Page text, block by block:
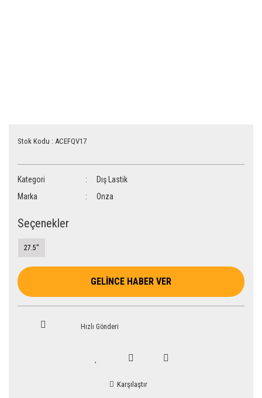
Stok Kodu : ACEFQV17
Kategori
Dış Lastik
Marka
Onza
Seçenekler
27.5''
GELİNCE HABER VER
Hızlı Gönderi
Karşılaştır